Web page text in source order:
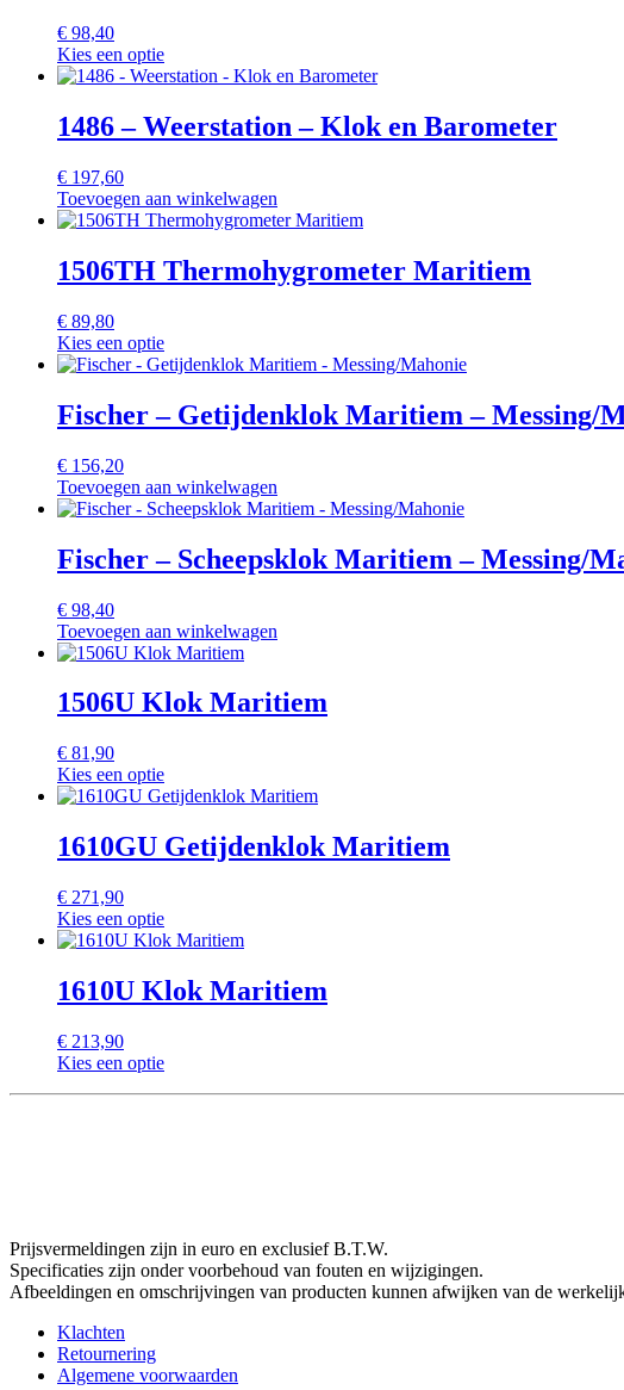
€ 98,40
Kies een optie
1486 – Weerstation – Klok en Barometer
€ 197,60
Toevoegen aan winkelwagen
1506TH Thermohygrometer Maritiem
€ 89,80
Kies een optie
Fischer – Getijdenklok Maritiem – Messing/
€ 156,20
Toevoegen aan winkelwagen
Fischer – Scheepsklok Maritiem – Messing/
€ 98,40
Toevoegen aan winkelwagen
1506U Klok Maritiem
€ 81,90
Kies een optie
1610GU Getijdenklok Maritiem
€ 271,90
Kies een optie
1610U Klok Maritiem
€ 213,90
Kies een optie
Prijsvermeldingen zijn in euro en exclusief B.T.W.
Specificaties zijn onder voorbehoud van fouten en wijzigingen.
Afbeeldingen en omschrijvingen van producten kunnen afwijken van de
Klachten
Retournering
Algemene voorwaarden